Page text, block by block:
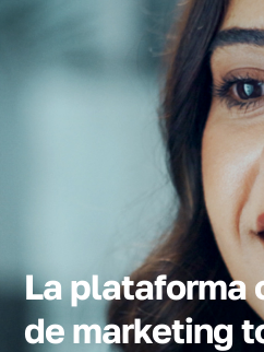
La plataforma
de marketing